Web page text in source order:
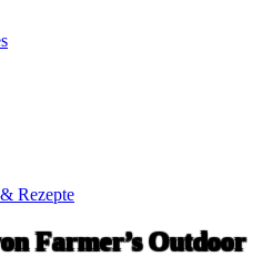
Rezepte
Farmer’s Outdoor